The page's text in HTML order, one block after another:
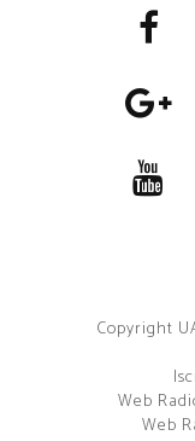
Copyright
Web
Web